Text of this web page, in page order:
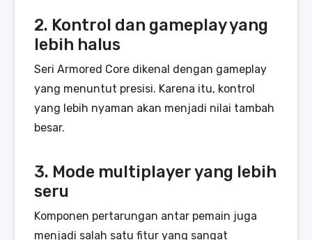
2. Kontrol dan gameplay yang
lebih halus
Seri Armored Core dikenal dengan gameplay
yang menuntut presisi. Karena itu, kontrol
yang lebih nyaman akan menjadi nilai tambah
besar.
3. Mode multiplayer yang lebih
seru
Komponen pertarungan antar pemain juga
menjadi salah satu fitur yang sangat